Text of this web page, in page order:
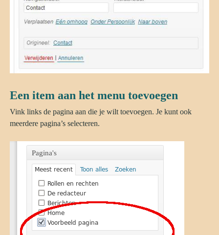
Een item aan het menu toevoegen
Vink links de pagina aan die je wilt toevoegen. Je kunt ook
meerdere pagina’s selecteren.